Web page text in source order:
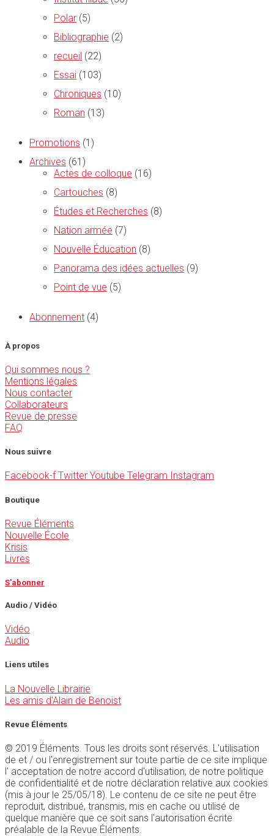
Polar (5)
Bibliographie (2)
recueil (22)
Essai (103)
Chroniques (10)
Roman (13)
Promotions (1)
Archives (61)
Actes de colloque (16)
Cartouches (8)
Études et Recherches (8)
Nation armée (7)
Nouvelle Éducation (8)
Panorama des idées actuelles (9)
Point de vue (5)
Abonnement (4)
À propos
Qui sommes nous ?
Mentions légales
Nous contacter
Collaborateurs
Revue de presse
FAQ
Nous suivre
Facebook-f Twitter Youtube Telegram Instagram
Boutique
Revue Éléments
Nouvelle École
Krisis
Livres
S'abonner
Audio / Vidéo
Vidéo
Audio
Liens utiles
La Nouvelle Librairie
Les amis d'Alain de Benoist
Revue Éléments
© 2019 Éléments. Tous les droits sont réservés. L'utilisation
de et / ou l'enregistrement sur toute partie de ce site implique
l' acceptation de notre accord d'utilisation, de notre politique
de confidentialité et de notre déclaration relative aux cookies
(mis à jour le 25/05/18). Le contenu de ce site ne peut être
reproduit, distribué, transmis, mis en cache ou utilisé de
quelque manière que ce soit sans l'autorisation écrite
préalable de la Revue Éléments.